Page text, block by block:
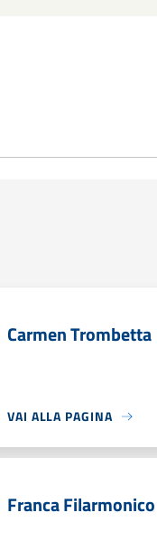
Carmen Trombetta
VAI ALLA PAGINA
Franca Filarmonico